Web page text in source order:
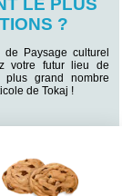
LE PLUS
?
Paysage culturel
votre futur lieu de
grand nombre
de Tokaj !